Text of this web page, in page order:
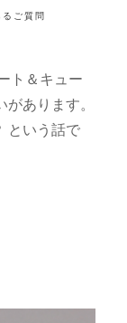
るご質問
ト＆キュー
あります。
という話で